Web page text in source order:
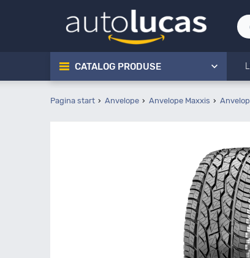
CATALOG PRODUSE
Pagina start Anvelope Anvelope Maxxis